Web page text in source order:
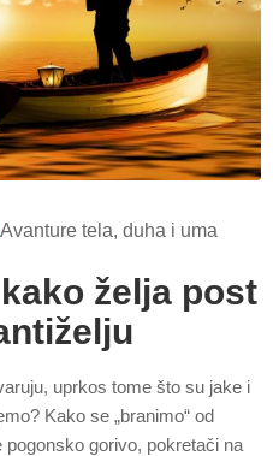
Avanture tela, duha i uma
želja post
uprkos tome što su jake i
Kako se „branimo“ od
gorivo, pokretači na